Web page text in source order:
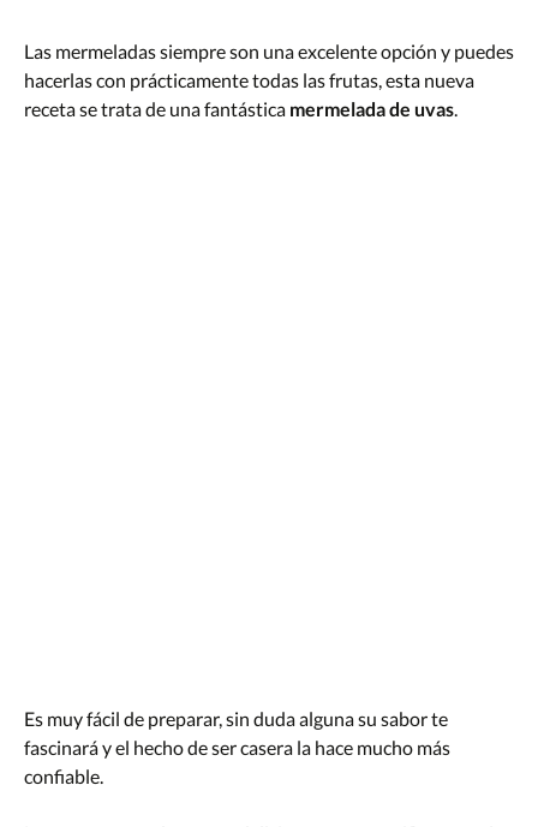
Las mermeladas siempre son una excelente opción y puedes
hacerlas con prácticamente todas las frutas, esta nueva
receta se trata de una fantástica mermelada de uvas.
Es muy fácil de preparar, sin duda alguna su sabor te
fascinará y el hecho de ser casera la hace mucho más
confiable.